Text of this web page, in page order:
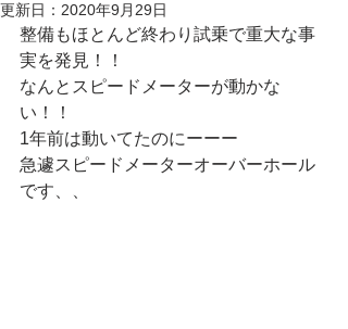
更新日： 2020年9月29日
整備もほとんど終わり試乗で重大な事
実を発見！！
なんとスピードメーターが動かな
い！！
1年前は動いてたのにーーー
急遽スピードメーターオーバーホール
です、、